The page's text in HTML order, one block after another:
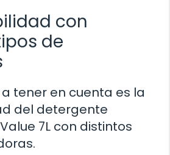
con
de
tener en cuenta es la
del detergente
7L con distintos